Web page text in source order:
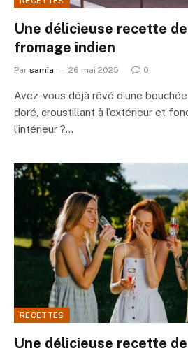
Une délicieuse recette
fromage indien
Par samia 26 mai 2025 0
Avez-vous déjà rêvé d’une
doré, croustillant à l’extérieur et
l’intérieur ?…
RECETTES
Une délicieuse recette